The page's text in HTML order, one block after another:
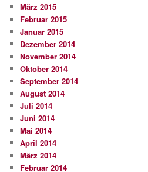
März 2015
Februar 2015
Januar 2015
Dezember 2014
November 2014
Oktober 2014
September 2014
August 2014
Juli 2014
Juni 2014
Mai 2014
April 2014
März 2014
Februar 2014